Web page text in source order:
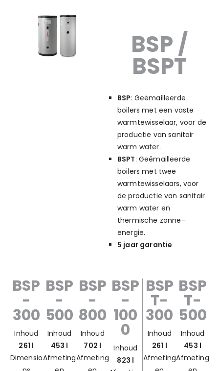
BSP /
BSPT
BSP: Geëmailleerde
boilers met een vaste
warmtewisselaar, voor de
productie van sanitair
warm water.
BSPT: Geëmailleerde
boilers met twee
warmtewisselaars, voor
de productie van sanitair
warm water en
thermische zonne-
energie.
5 jaar garantie
BSP
-
300
Inhoud
261 l
Dimensio
BSP
-
500
Inhoud
453 l
Afmeting
BSP
-
800
Inhoud
702 l
Afmeting
BSP
-
100
0
Inhoud
823 l
BSP
T-
300
Inhoud
261 l
Afmeting
BSP
T-
500
Inhoud
453 l
Afmeting